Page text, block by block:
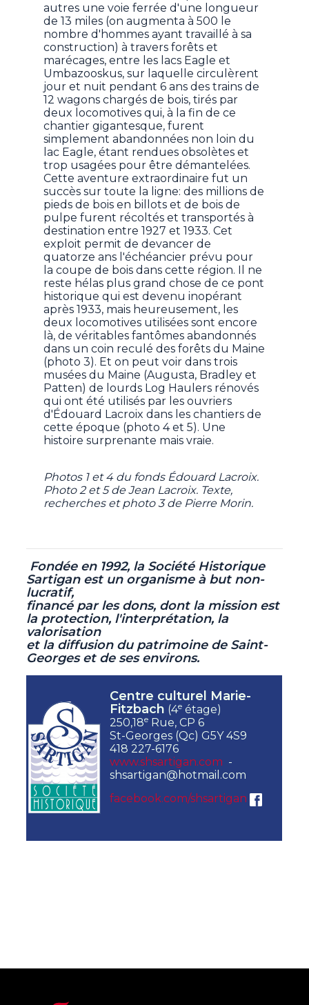
autres une voie ferrée d'une longueur
de 13 miles (on augmenta à 500 le
nombre d'hommes ayant travaillé à sa
construction) à travers forêts et
marécages, entre les lacs Eagle et
Umbazooskus, sur laquelle circulèrent
jour et nuit pendant 6 ans des trains de
12 wagons chargés de bois, tirés par
deux locomotives qui, à la fin de ce
chantier gigantesque, furent
simplement abandonnées non loin du
lac Eagle, étant rendues obsolètes et
trop usagées pour être démantelées.
Cette aventure extraordinaire fut un
succès sur toute la ligne: des millions de
pieds de bois en billots et de bois de
pulpe furent récoltés et transportés à
destination entre 1927 et 1933. Cet
exploit permit de devancer de
quatorze ans l'échéancier prévu pour
la coupe de bois dans cette région. Il ne
reste hélas plus grand chose de ce pont
historique qui est devenu inopérant
après 1933, mais heureusement, les
deux locomotives utilisées sont encore
là, de véritables fantômes abandonnés
dans un coin reculé des forêts du Maine
(photo 3). Et on peut voir dans trois
musées du Maine (Augusta, Bradley et
Patten) de lourds Log Haulers rénovés
qui ont été utilisés par les ouvriers
d'Édouard Lacroix dans les chantiers de
cette époque (photo 4 et 5). Une
histoire surprenante mais vraie.
Photos 1 et 4 du fonds Édouard Lacroix.
Photo 2 et 5 de Jean Lacroix. Texte,
recherches et photo 3 de Pierre Morin.
Fondée en 1992, la Société Historique
Sartigan est un organisme à but non-
lucratif,
financé par les dons, dont la mission est
la protection, l'interprétation, la
valorisation
et la diffusion du patrimoine de Saint-
Georges et de ses environs.
Centre culturel Marie-
Fitzbach (4e étage)
250,18e Rue, CP 6
St-Georges (Qc) G5Y 4S9
418 227-6176
www.shsartigan.com -
shsartigan@hotmail.com
facebook.com/shsartigan